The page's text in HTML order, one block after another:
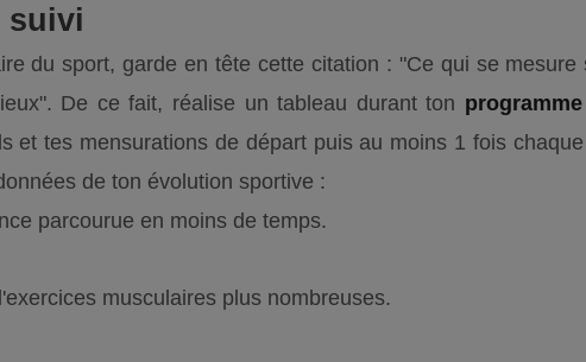
suivi
du sport, garde en tête cette citation : "Ce qui se mesure
De ce fait, réalise un tableau durant ton
et tes mensurations de départ puis au moins 1 fois
de ton évolution sportive :
parcourue en moins de temps.
musculaires plus nombreuses.